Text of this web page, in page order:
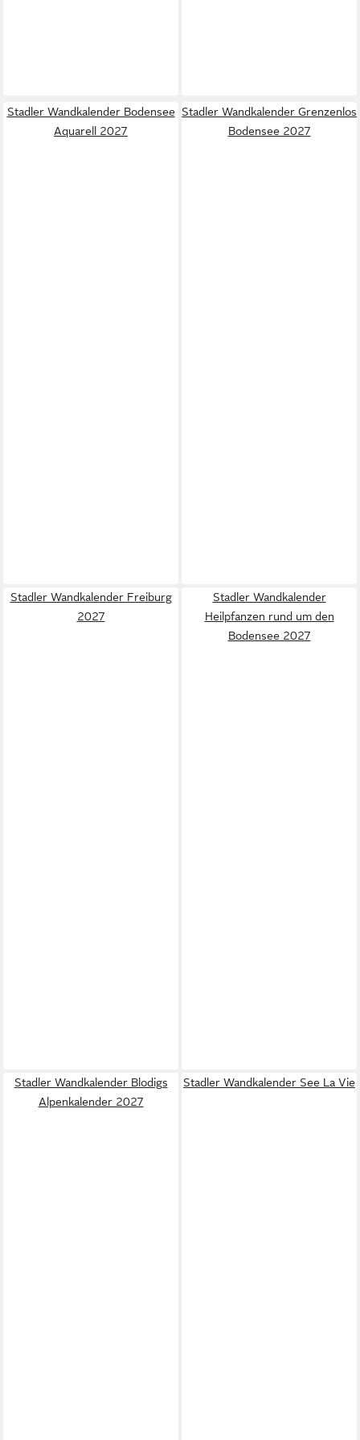
Stadler Wandkalender Bodensee
Aquarell 2027
Stadler Wandkalender Grenzenlos
Bodensee 2027
Stadler Wandkalender Freiburg
2027
Stadler Wandkalender
Heilpfanzen rund um den
Bodensee 2027
Stadler Wandkalender Blodigs
Alpenkalender 2027
Stadler Wandkalender See La Vie